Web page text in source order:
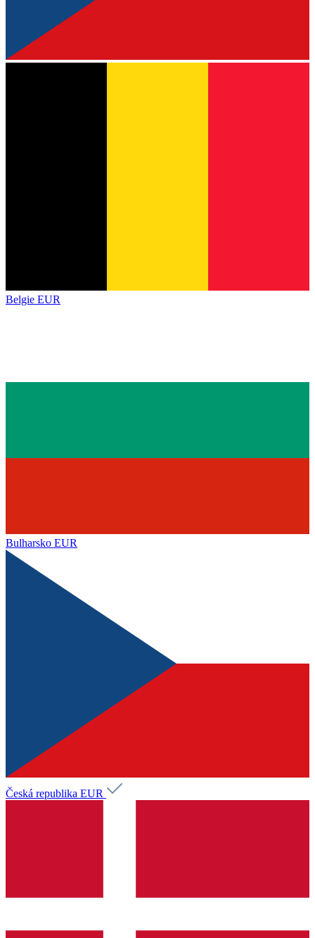
Belgie EUR
Bulharsko EUR
Česká republika EUR